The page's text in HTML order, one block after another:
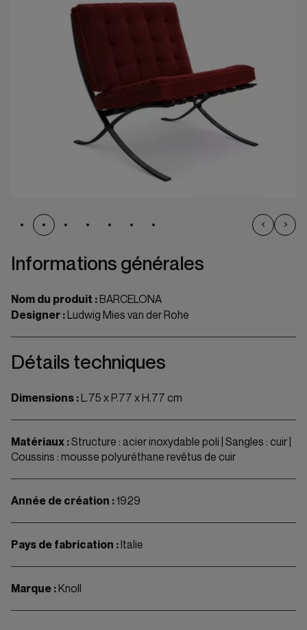
Informations générales
Nom du produit :BARCELONA
Designer :Ludwig Mies van der Rohe
Détails techniques
Dimensions :L.75 x P.77 x H.77 cm
Matériaux :Structure : acier inoxydable poli | Sangles : cuir |
Coussins : mousse polyuréthane revêtus de cuir
Année de création :1929
Pays de fabrication :Italie
Marque :Knoll